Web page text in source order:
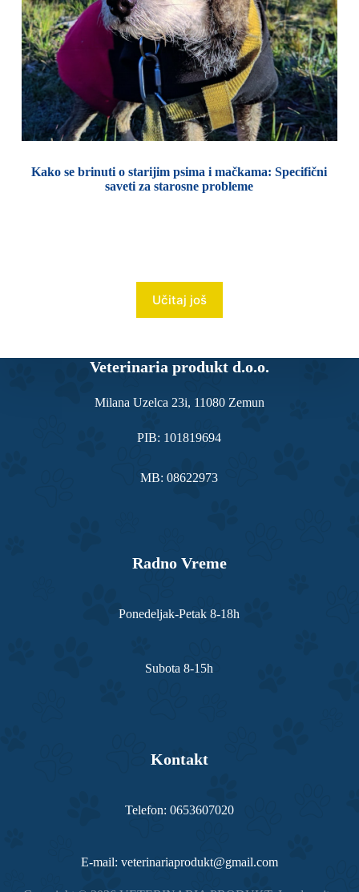
Kako se brinuti o starijim psima i mačkama: Specifični
saveti za starosne probleme
Učitaj još
Veterinaria produkt d.o.o.
Milana Uzelca 23i, 11080 Zemun
PIB: 101819694
MB: 08622973
Radno Vreme
Ponedeljak-Petak 8-18h
Subota 8-15h
Kontakt
Telefon: 0653607020
E-mail: veterinariaprodukt@gmail.com